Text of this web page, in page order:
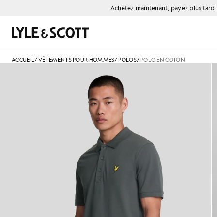
Aller directement au contenu principalAchetez maintenant, payez plus tard
Rechercher
ACCUEIL/VÊTEMENTS POUR HOMMES/ POLOS/ POLO EN COTON